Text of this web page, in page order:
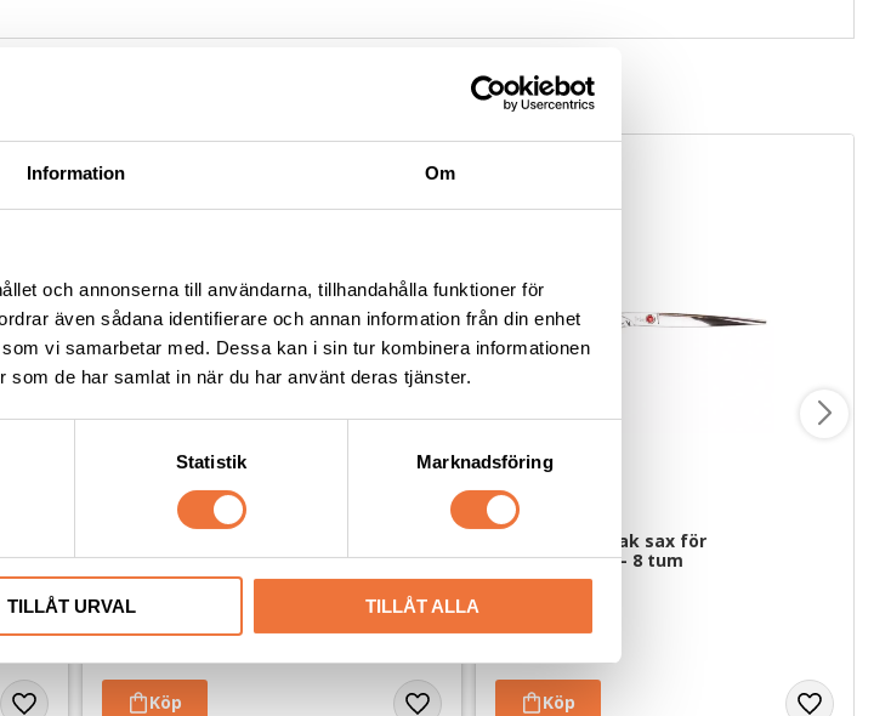
Information Om
och annonserna till användarna, tillhandahålla funktioner för
även sådana identifierare och annan information från din enhet
vi samarbetar med. Dessa kan i sin tur kombinera informationen
de har samlat in när du har använt deras tjänster.
Statistik Marknadsföring
TILLÅT URVAL TILLÅT ALLA
1 549kr
Yento Prime Rak sax för
vänsterhänta - 8 tum
1 199kr